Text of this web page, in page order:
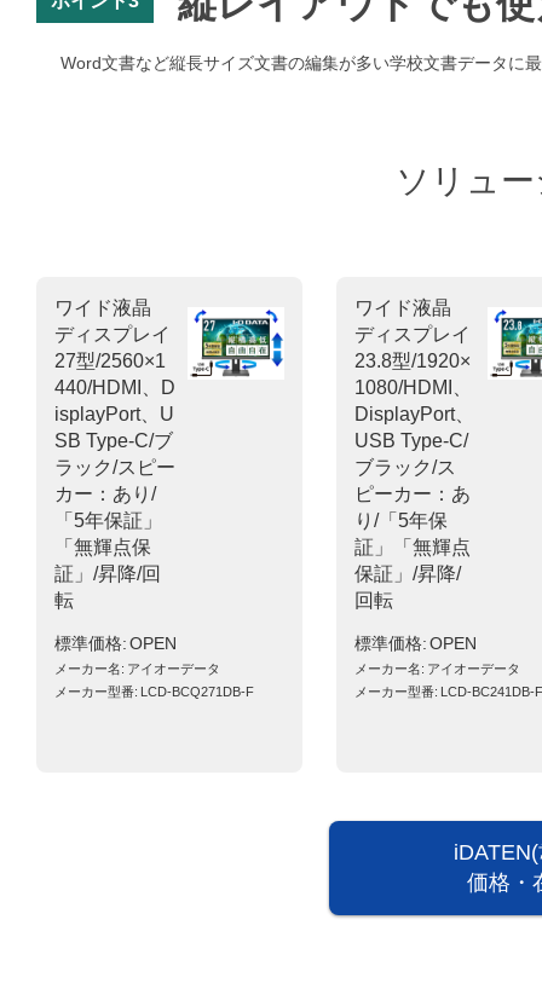
Word文書など縦長サイズ文書の編集が多い学校文書データに
ソリュ
ワイド液晶
ディスプレイ
27型/2560×1
440/HDMI、D
isplayPort、U
SB Type-C/ブ
ラック/スピー
カー：あり/
「5年保証」
「無輝点保
証」/昇降/回
転
標準価格 OPEN
メーカー名 アイオーデータ
メーカー型番 LCD-BCQ271DB-F
ワイド液晶
ディスプレイ
23.8型/1920×
1080/HDMI、
DisplayPort、
USB Type-C/
ブラック/ス
ピーカー：あ
り/「5年保
証」「無輝点
保証」/昇降/
回転
標準価格 OPEN
メーカー名 アイオーデータ
メーカー型番 LCD-BC241DB-F
価格・